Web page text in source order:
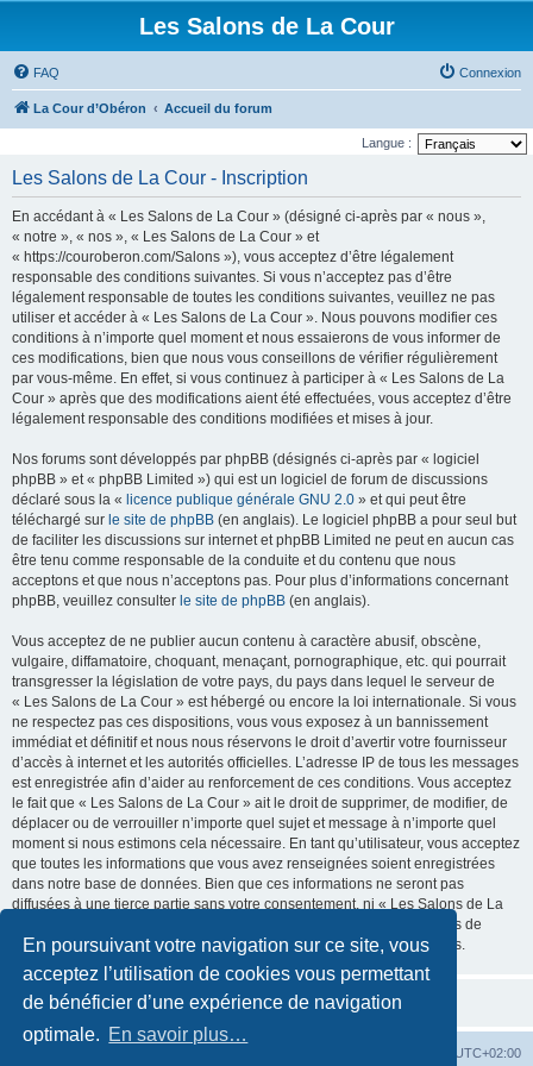
En poursuivant votre navigation sur ce site, vous
acceptez l’utilisation de cookies vous permettant
de bénéficier d’une expérience de navigation
optimale. En savoir plus…
Les Salons de La Cour
FAQ Connexion
La Cour d’Obéron Accueil du forum
Langue :
Les Salons de La Cour - Inscription
En accédant à « Les Salons de La Cour » (désigné ci-après par « nous »,
« notre », « nos », « Les Salons de La Cour » et
« https://couroberon.com/Salons »), vous acceptez d’être légalement
responsable des conditions suivantes. Si vous n’acceptez pas d’être
légalement responsable de toutes les conditions suivantes, veuillez ne pas
utiliser et accéder à « Les Salons de La Cour ». Nous pouvons modifier ces
conditions à n’importe quel moment et nous essaierons de vous informer de
ces modifications, bien que nous vous conseillons de vérifier régulièrement
par vous-même. En effet, si vous continuez à participer à « Les Salons de La
Cour » après que des modifications aient été effectuées, vous acceptez d’être
légalement responsable des conditions modifiées et mises à jour.
Nos forums sont développés par phpBB (désignés ci-après par « logiciel
phpBB » et « phpBB Limited ») qui est un logiciel de forum de discussions
déclaré sous la « licence publique générale GNU 2.0 » et qui peut être
téléchargé sur le site de phpBB (en anglais). Le logiciel phpBB a pour seul but
de faciliter les discussions sur internet et phpBB Limited ne peut en aucun cas
être tenu comme responsable de la conduite et du contenu que nous
acceptons et que nous n’acceptons pas. Pour plus d’informations concernant
phpBB, veuillez consulter le site de phpBB (en anglais).
Vous acceptez de ne publier aucun contenu à caractère abusif, obscène,
vulgaire, diffamatoire, choquant, menaçant, pornographique, etc. qui pourrait
transgresser la législation de votre pays, du pays dans lequel le serveur de
« Les Salons de La Cour » est hébergé ou encore la loi internationale. Si vous
ne respectez pas ces dispositions, vous vous exposez à un bannissement
immédiat et définitif et nous nous réservons le droit d’avertir votre fournisseur
d’accès à internet et les autorités officielles. L’adresse IP de tous les messages
est enregistrée afin d’aider au renforcement de ces conditions. Vous acceptez
le fait que « Les Salons de La Cour » ait le droit de supprimer, de modifier, de
déplacer ou de verrouiller n’importe quel sujet et message à n’importe quel
moment si nous estimons cela nécessaire. En tant qu’utilisateur, vous acceptez
que toutes les informations que vous avez renseignées soient enregistrées
dans notre base de données. Bien que ces informations ne seront pas
diffusées à une tierce partie sans votre consentement, ni « Les Salons de La
Cour », ni phpBB, ne pourront être tenus comme responsables en cas de
tentative de piratage informatique visant à compromettre vos données.
UTC+02:00